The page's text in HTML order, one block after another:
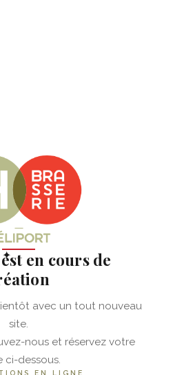
✦
en cours de
avec un tout nouveau
site.
nous et réservez votre
ci-dessous.
EN LIGNE